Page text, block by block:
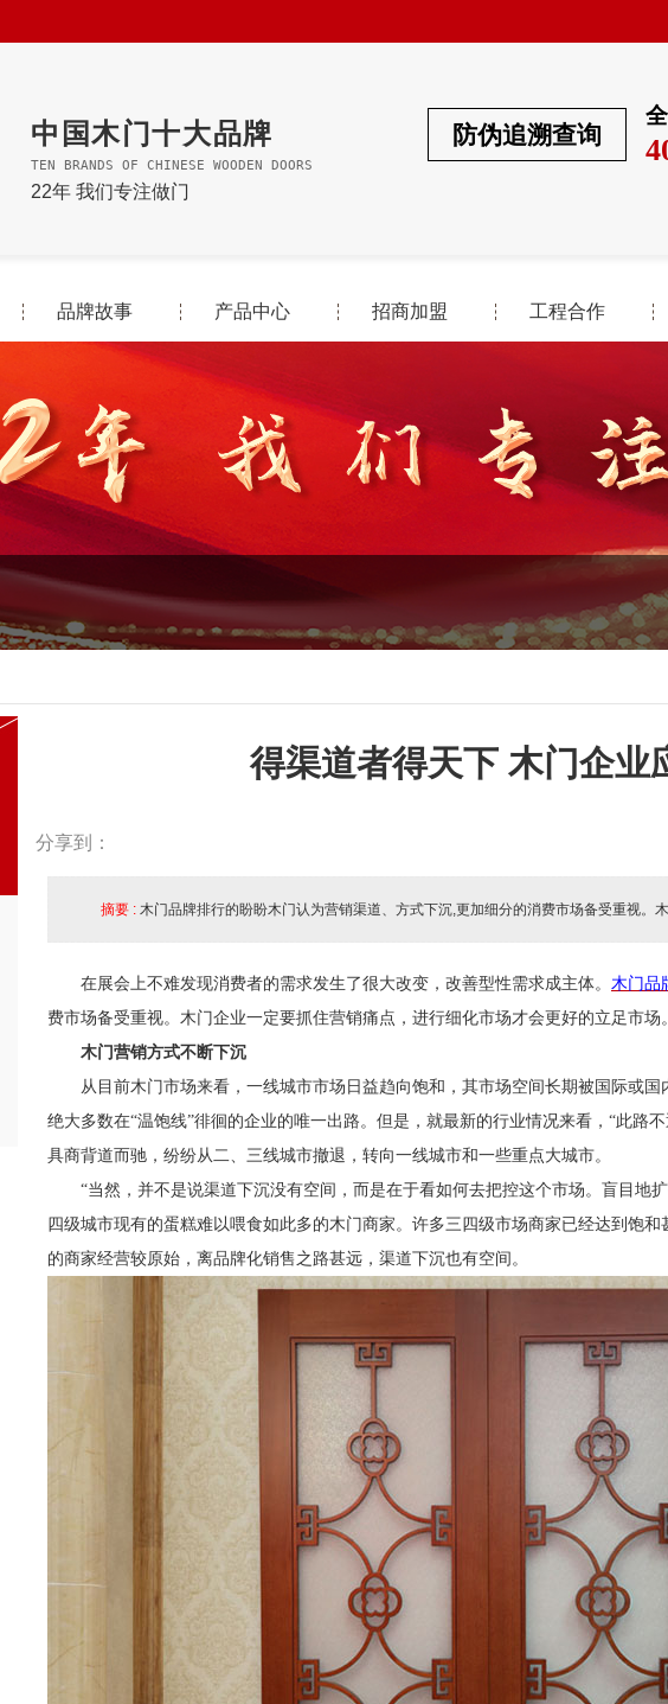
中国木门十大品牌
TEN BRANDS OF CHINESE WOODEN DOORS
22年 我们专注做门
防伪追溯查询
品牌故事 产品中心 招商加盟 工程合作
得渠道者得天下 木门企业
分享到：
摘要 : 木门品牌排行的盼盼木门认为营销渠道、方式下沉,更加细分的消费市场备受重视。
在展会上不难发现消费者的需求发生了很大改变，改善型性需求成主体。 木门品
费市场备受重视。木门企业一定要抓住营销痛点，进行细化市场才会更好的立足市场。
木门营销方式不断下沉
从目前木门市场来看，一线城市市场日益趋向饱和，其市场空间长期被国际或
绝大多数在“温饱线”徘徊的企业的唯一出路。但是，就最新的行业情况来看，“此路
具商背道而驰，纷纷从二、三线城市撤退，转向一线城市和一些重点大城市。
“当然，并不是说渠道下沉没有空间，而是在于看如何去把控这个市场。盲目地
四级城市现有的蛋糕难以喂食如此多的木门商家。许多三四级市场商家已经达到饱
的商家经营较原始，离品牌化销售之路甚远，渠道下沉也有空间。